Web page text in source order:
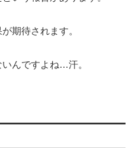
期待されます。
んですよね…汗。